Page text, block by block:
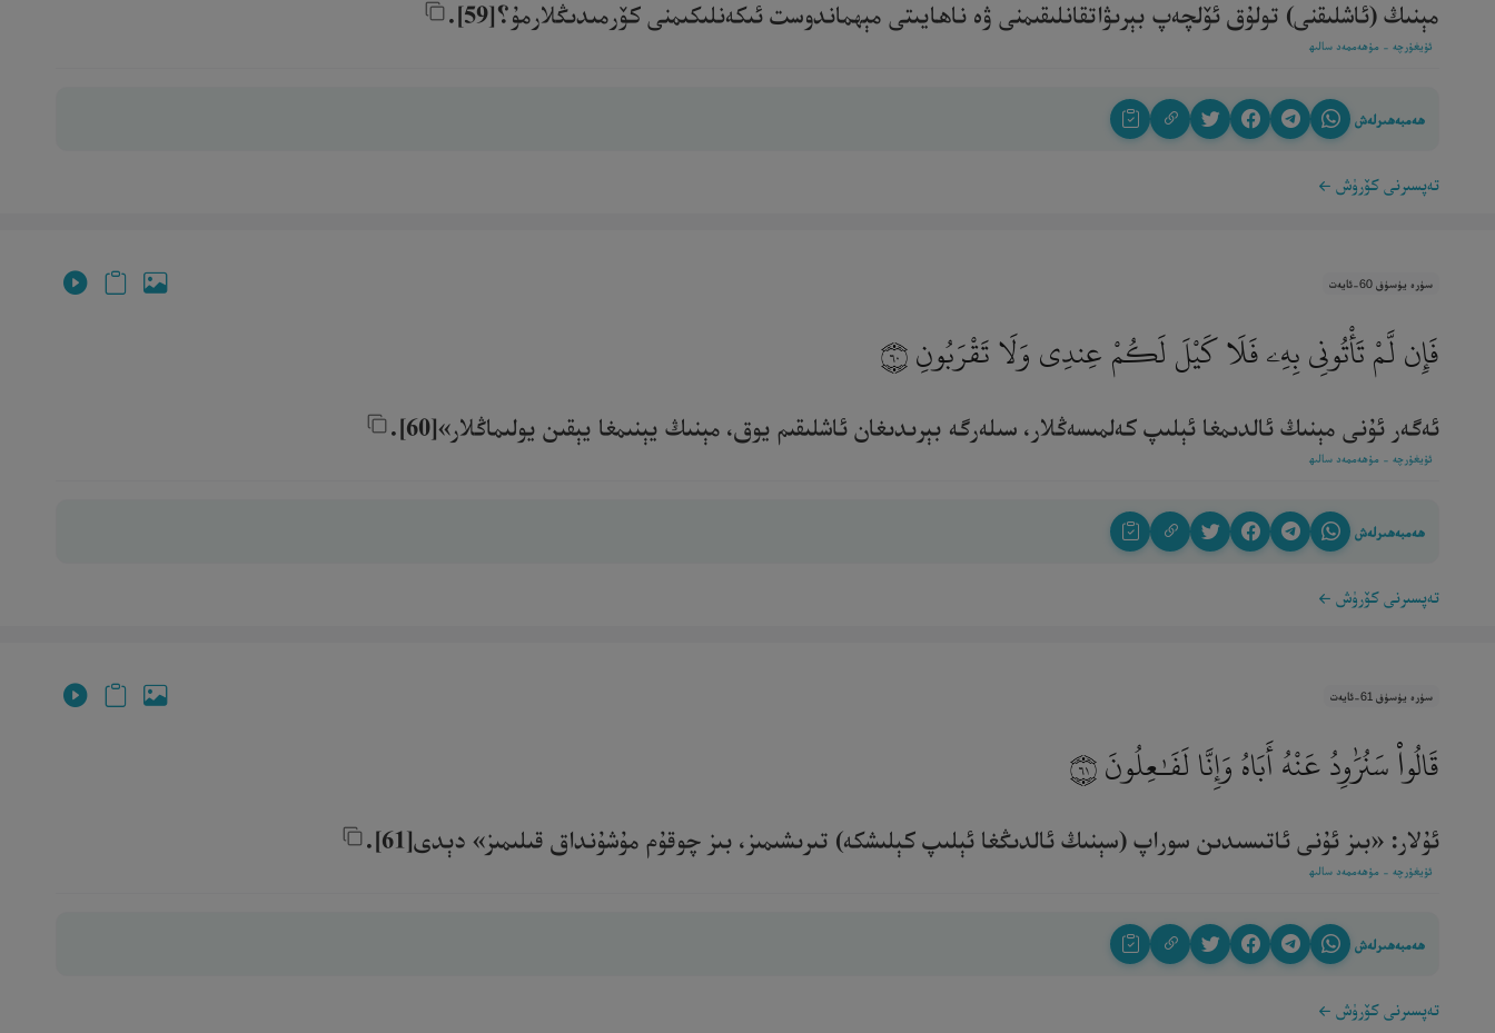
مېنىڭ (ئاشلىقنى) تولۇق ئۆلچەپ بېرىۋاتقانلىقىمنى ۋە ناھايىتى مېھماندوست ئىكەنلىكىمنى كۆرمىدىڭلارمۇ؟[59].‎
ئۇيغۇرچە - مۇھەممەد سالىھ
ھەمبەھىرلەش
تەپسىرنى كۆرۈش
سۈرە يۈسۈف 60-ئايەت
فَإِن لَّمْ تَأْتُونِى بِهِۦ فَلَا كَيْلَ لَكُمْ عِندِى وَلَا تَقْرَبُونِ ٦٠
ئەگەر ئۇنى مېنىڭ ئالدىمغا ئېلىپ كەلمىسەڭلار، سىلەرگە بېرىدىغان ئاشلىقىم يوق، مېنىڭ يېنىمغا يېقىن يولىماڭلار»[60].‎
ئۇيغۇرچە - مۇھەممەد سالىھ
ھەمبەھىرلەش
تەپسىرنى كۆرۈش
سۈرە يۈسۈف 61-ئايەت
قَالُوا۟ سَنُرَٰوِدُ عَنْهُ أَبَاهُ وَإِنَّا لَفَـٰعِلُونَ ٦١
ئۇلار: «بىز ئۇنى ئاتىسىدىن سوراپ (سېنىڭ ئالدىڭغا ئېلىپ كېلىشكە) تىرىشىمىز، بىز چوقۇم مۇشۇنداق قىلىمىز» دېدى[61].‎
ئۇيغۇرچە - مۇھەممەد سالىھ
ھەمبەھىرلەش
تەپسىرنى كۆرۈش